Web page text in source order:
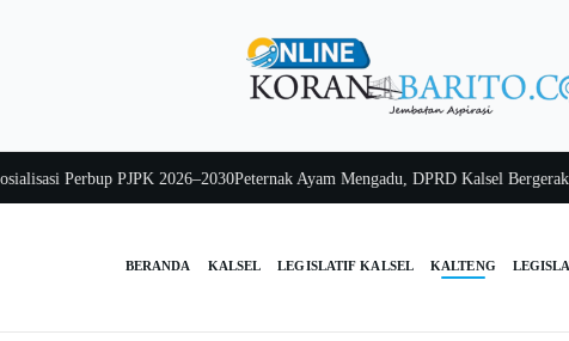
Perbup PJPK 2026–2030Peternak Ayam Mengadu, DPRD Kalsel Bergerak Cepat
BERANDA KALSEL LEGISLATIF KALSEL KALTENG